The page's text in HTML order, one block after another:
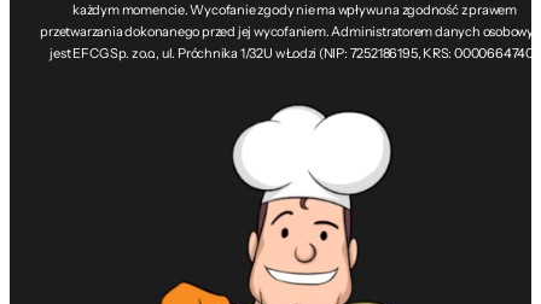
każdym momencie. Wycofanie zgody nie ma wpływu na zgodność z prawem
przetwarzania dokonanego przed jej wycofaniem. Administratorem danych
jest EFCG Sp. z o.o., ul. Próchnika 1/32U w Łodzi (NIP: 7252186195, KRS: 0000664740).